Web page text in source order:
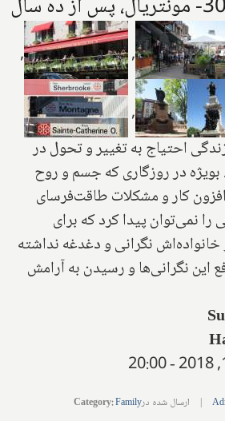
,
,
,
احتیاج به تغییر و تحول در
در روزگاری که جسم و روح
افزون کار و مشکلات طاقت‌فرسای
نمی‌توان پیدا کرد که برای
نگرانی و دغدغه نداشته
این نگرانی‌ها و رسیدن به آرامش
| ارسال شده در Category:Family